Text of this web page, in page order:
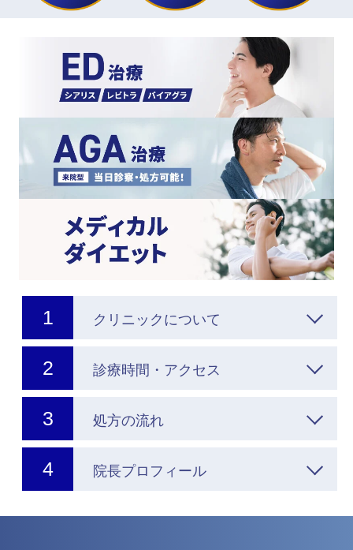
クリニックについて
診療時間・アクセス
処方の流れ
院長プロフィール